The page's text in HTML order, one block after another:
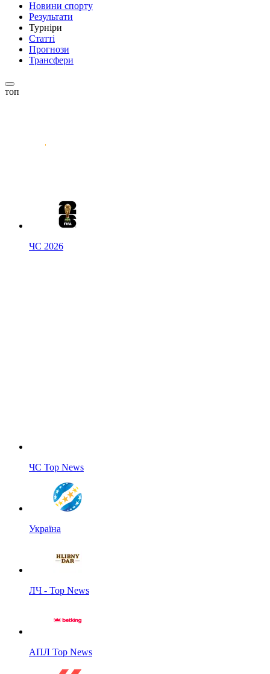
Новини спорту
Результати
Турніри
Статті
Прогнози
Трансфери
топ
ЧС 2026
ЧС Top News
Україна
ЛЧ - Top News
АПЛ Top News